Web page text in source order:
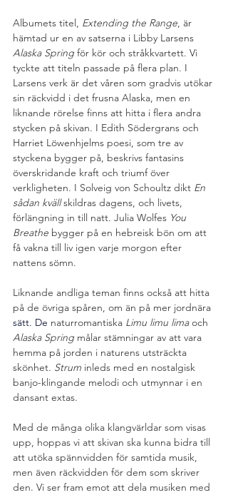
Albumets titel, Extending the Range, är
hämtad ur en av satserna i Libby Larsens
Alaska Spring för kör och stråkkvartett. Vi
tyckte att titeln passade på flera plan. I
Larsens verk är det våren som gradvis utökar
sin räckvidd i det frusna Alaska, men en
liknande rörelse finns att hitta i flera andra
stycken på skivan. I Edith Södergrans och
Harriet Löwenhjelms poesi, som tre av
styckena bygger på, beskrivs fantasins
överskridande kraft och triumf över
verkligheten. I Solveig von Schoultz dikt En
sådan kväll skildras dagens, och livets,
förlängning in till natt. Julia Wolfes You
Breathe bygger på en hebreisk bön om att
få vakna till liv igen varje morgon efter
nattens sömn.
Liknande andliga teman finns också att hitta
på de övriga spåren, om än på mer jordnära
sätt. De naturromantiska Limu limu lima och
Alaska Spring målar stämningar av att vara
hemma på jorden i naturens utsträckta
skönhet. Strum inleds med en nostalgisk
banjo-klingande melodi och utmynnar i en
dansant extas.
Med de många olika klangvärldar som visas
upp, hoppas vi att skivan ska kunna bidra till
att utöka spännvidden för samtida musik,
men även räckvidden för dem som skriver
den. Vi ser fram emot att dela musiken med